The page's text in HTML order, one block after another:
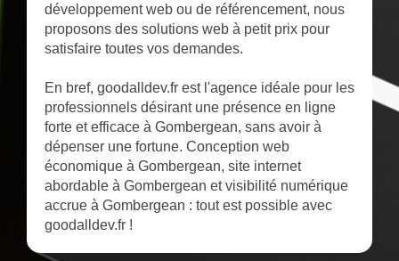
développement web ou de référencement, nous
proposons des solutions web à petit prix pour
satisfaire toutes vos demandes.
En bref, goodalldev.fr est l'agence idéale pour les
professionnels désirant une présence en ligne
forte et efficace à Gombergean, sans avoir à
dépenser une fortune. Conception web
économique à Gombergean, site internet
abordable à Gombergean et visibilité numérique
accrue à Gombergean : tout est possible avec
goodalldev.fr !